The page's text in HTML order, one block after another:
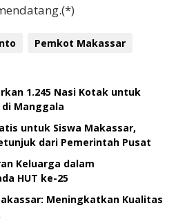
Pemkot Makassar
1.245 Nasi Kotak untuk
Manggala
untuk Siswa Makassar,
dari Pemerintah Pusat
Keluarga dalam
HUT ke-25
Meningkatkan Kualitas